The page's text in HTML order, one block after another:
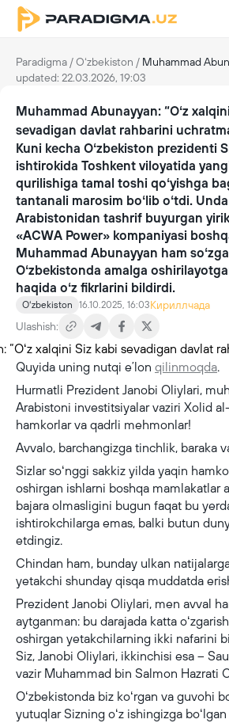
Paradigma /Oʻzbekiston / Muhammad Abunayyan: “Oʻz xalqini
updated: 22.03.2026, 19:03
Muhammad Abunayyan: “Oʻz
sevadigan davlat rahbarini
Kuni kecha Oʻzbekiston prezidenti
ishtirokida Toshkent viloyatida
qurilishiga tamal toshi qoʻyishga
tantanali marosim boʻlib oʻtdi.
Arabistonidan tashrif buyurgan
«ACWA Power» kompaniyasi
Muhammad Abunayyan ham
Oʻzbekistonda amalga
haqida oʻz fikrlarini bildirdi.
Oʻzbekiston 16.10.2025, 16:03Кириллчада
Ulashish:
Quyida uning nutqi eʼlon qilinmoqda.
Hurmatli Prezident Janobi Oliylari,
Arabistoni investitsiyalar vaziri Xolid
hamkorlar va qadrli mehmonlar!
Avvalo, barchangizga tinchlik, baraka
Sizlar soʻnggi sakkiz yilda yaqin
oshirgan ishlarni boshqa mamlakatlar
bajara olmasligini bugun faqat bu
ishtirokchilarga emas, balki butun
etdingiz.
Chindan ham, bunday ulkan
yetakchi shunday qisqa muddatda
Prezident Janobi Oliylari, men avval
aytganman: bu darajada katta
oshirgan yetakchilarning ikki nafarini
Siz, Janobi Oliylari, ikkinchisi esa –
vazir Muhammad bin Salmon Hazrati
Oʻzbekistonda biz koʻrgan va guvohi
yutuqlar Sizning oʻz ishingizga